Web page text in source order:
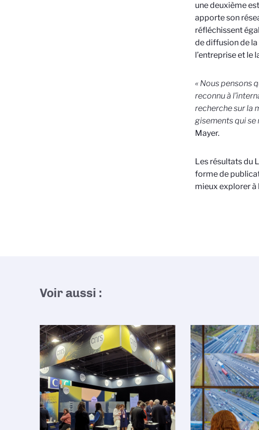
une deuxième
apporte son
réfléchissent
de diffusion de
l’entreprise et le
« Nous pensons
reconnu à
recherche sur la
gisements qui se
Mayer.
Les résultats du
forme de
mieux explorer à
Voir aussi :